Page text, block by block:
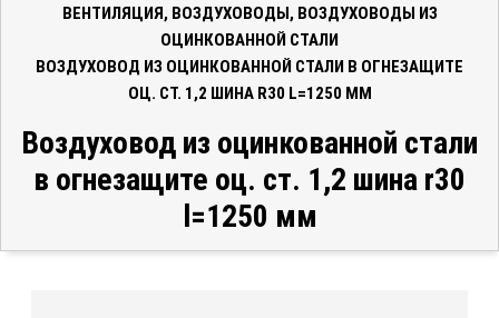
ВЕНТИЛЯЦИЯ, ВОЗДУХОВОДЫ, ВОЗДУХОВОДЫ ИЗ
ОЦИНКОВАННОЙ СТАЛИ
ВОЗДУХОВОД ИЗ ОЦИНКОВАННОЙ СТАЛИ В ОГНЕЗАЩИТЕ
ОЦ. СТ. 1,2 ШИНА R30 L=1250 ММ
Воздуховод из оцинкованной стали
в огнезащите оц. ст. 1,2 шина r30
l=1250 мм